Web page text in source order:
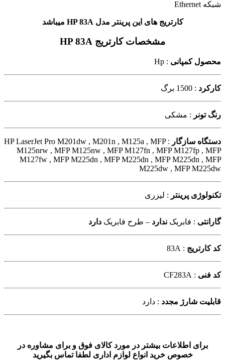
شبکه Ethernet
کارتریج های این پرینتر مدل HP 83A میباشد
مشخصات کارتریج HP 83A
محصول کمپانی : Hp
کارکرد : 1500 برگ
رنگ تونر : مشکی
دستگاه سازگار
: HP LaserJet Pro M201dw , M201n , M125a , MFP
M125nrw , MFP M125nw , MFP M127fn , MFP M127fp , MFP
M127fw , MFP M225dn , MFP M225dn , MFP M225dn , MFP
M225dw , MFP M225dw
تکنولوژی پرینتر : لیزری
گارانتی : فابریک ندارد – طرح فابریک دارد
کد کارتریج : 83A
کد فنی : CF283A
قابلیت شارژ مجدد : دارد
برای اطلاعات بیشتر در مورد کالای فوق و برای مشاوره در
خصوص خرید انواع لوازم اداری لطفا تماس بگیرید